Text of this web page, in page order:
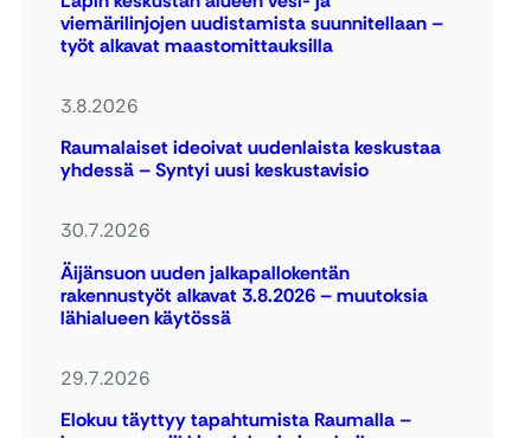
viemärilinjojen uudistamista suunnitellaan –
työt alkavat maastomittauksilla
3.8.2026
Raumalaiset ideoivat uudenlaista keskustaa
yhdessä – Syntyi uusi keskustavisio
30.7.2026
Äijänsuon uuden jalkapallokentän
rakennustyöt alkavat 3.8.2026 – muutoksia
lähialueen käytössä
29.7.2026
Elokuu täyttyy tapahtumista Raumalla –